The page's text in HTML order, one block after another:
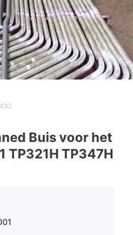
Buis voor het
TP321H TP347H